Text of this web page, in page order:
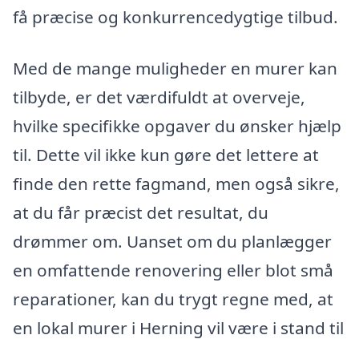
få præcise og konkurrencedygtige tilbud.
Med de mange muligheder en murer kan
tilbyde, er det værdifuldt at overveje,
hvilke specifikke opgaver du ønsker hjælp
til. Dette vil ikke kun gøre det lettere at
finde den rette fagmand, men også sikre,
at du får præcist det resultat, du
drømmer om. Uanset om du planlægger
en omfattende renovering eller blot små
reparationer, kan du trygt regne med, at
en lokal murer i Herning vil være i stand til